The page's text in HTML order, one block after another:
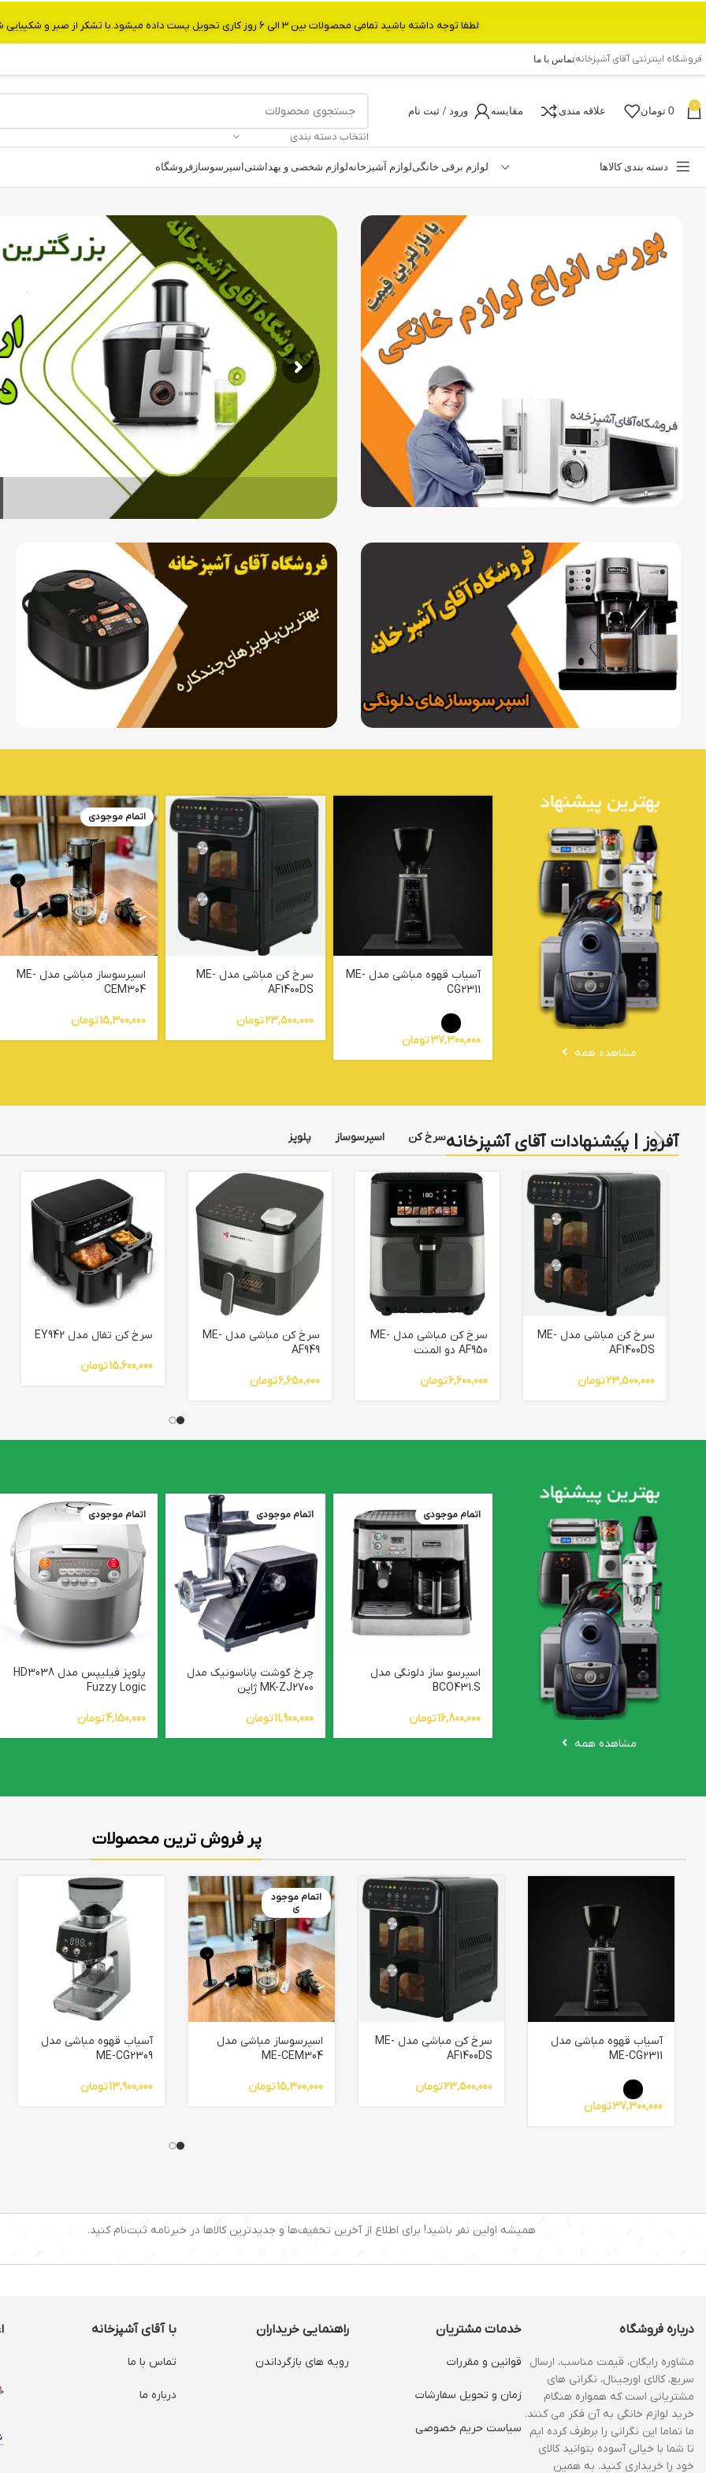
فروشگاه اینترنتی آقای آشپزخانهتماس با ما
0
0 تومان علاقه مندی مقایسه ورود / ثبت نام
انتخاب دسته بندی
دسته بندی کالاها لوازم برقی خانگیلوازم آشپزخانهلوازم شخصی و بهداشتی اسپرسوساز فروشگاه
مشاهده همه
آسیاب قهوه مباشی مدل ME-
CG2311
37,300,000تومان
سرخ کن مباشی مدل ME-
AF1400DS
23,500,000تومان
اتمام موجودی
اسپرسوساز مباشی مدل ME-
CEM304
15,300,000تومان
آفروز | پیشنهادات آقای آشپزخانهسرخ کن اسپرسوساز پلوپز
سرخ کن مباشی مدل ME-
AF1400DS
23,500,000تومان
سرخ کن مباشی مدل ME-
AF950 دو المنت
6,600,000تومان
سرخ کن مباشی مدل ME-
AF949
6,650,000تومان
سرخ کن تفال مدل EY942
15,600,000تومان
مشاهده همه
اتمام موجودی
اسپرسو ساز دلونگی مدل
BCO431.S
16,800,000تومان
اتمام موجودی
چرخ گوشت پاناسونیک مدل
MK-ZJ2700 ژاپن
11,900,000تومان
اتمام موجودی
پلوپز فیلیپس مدل HD3038
Fuzzy Logic
4,150,000تومان
پر فروش ترین محصولات
آسیاب قهوه مباشی مدل
ME-CG2311
37,300,000تومان
سرخ کن مباشی مدل ME-
AF1400DS
23,500,000تومان
اتمام موجود
ی
اسپرسوساز مباشی مدل
ME-CEM304
15,300,000تومان
آسیاب قهوه مباشی مدل
ME-CG2309
13,900,000تومان
همیشه اولین نفر باشید! برای اطلاع از آخرین تخفیف‌ها و جدیدترین کالاها در خبرنامه ثبت‌نام کنید.
درباره فروشگاه
مشاوره رایگان، قیمت مناسب، ارسال
سریع، کالای اورجینال، نگرانی های
مشتریانی است که همواره هنگام
خرید لوازم خانگی به آن فکر می کنند.
ما تماما این نگرانی را برطرف کرده ایم
تا شما با خیالی آسوده بتوانید کالای
خود را خریداری کنید. به همین
خدمات مشتریان
قوانین و مقررات
زمان و‌ تحویل سفارشات
سیاست حریم خصوصی
راهنمایی خریداران
رویه های بازگرداندن
با آقای آشپزخانه
تماس با ما
درباره ما
لطفا توجه داشته باشید تمامی محصولات بین 3 الی 6 روز کاری تحویل پست داده میشود.با تشکر از صبر و شکیبایی شما.شماره تماس:09907750029